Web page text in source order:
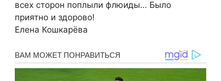
всех сторон поплыли флюиды… Было
приятно и здорово!
Елена Кошкарёва